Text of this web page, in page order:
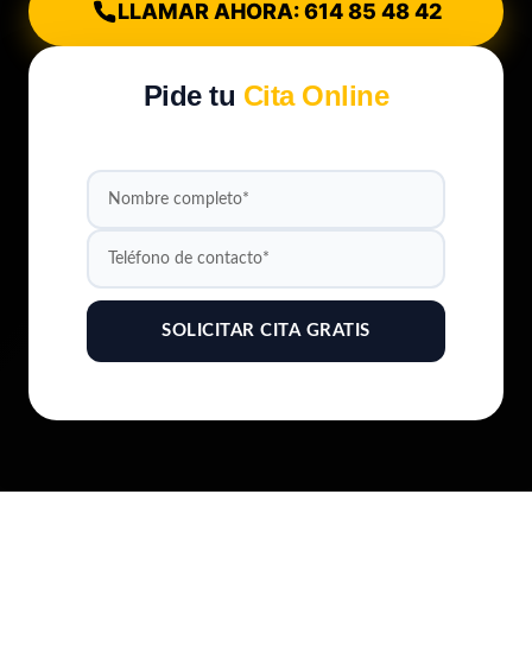
LLAMAR AHORA: 614 85 48 42
Pide tu Cita Online